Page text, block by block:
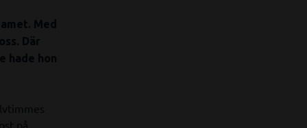
Med
Där
hade hon
på